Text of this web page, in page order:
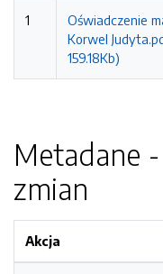
1
Oświadczenie
Korwel
159.18Kb)
Metadane
zmian
Akcja